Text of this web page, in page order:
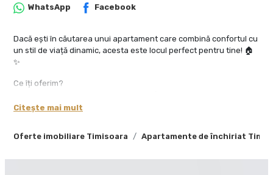
Oferte imobiliare Timisoara Apartamente de închiriat
WhatsApp Facebook
Dacă ești în căutarea unui apartament care combină confortul cu
un stil de viață dinamic, acesta este locul perfect pentru tine! 🏠
✨
Ce îți oferim?
zi activă.
- Dormitor confortabil – Oferă-ți odihna de care ai nevoie, într-un
Citește mai mult